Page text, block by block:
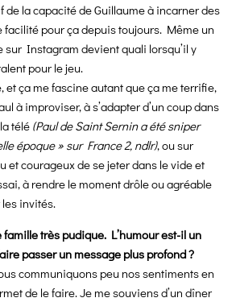
de la capacité de Guillaume à incarner des
pour ça depuis toujours. Même un
sur Instagram devient quali lorsqu’il y
pour le jeu.
et ça me fascine autant que ça me terrifie,
à improviser, à s’adapter d’un coup dans
télé (Paul de Saint Sernin a été sniper
époque » sur France 2, ndlr), ou sur
et courageux de se jeter dans le vide et
à rendre le moment drôle ou agréable
invités.
famille très pudique. L’humour est-il un
passer un message plus profond ?
communiquons peu nos sentiments en
de le faire. Je me souviens d’un dîner